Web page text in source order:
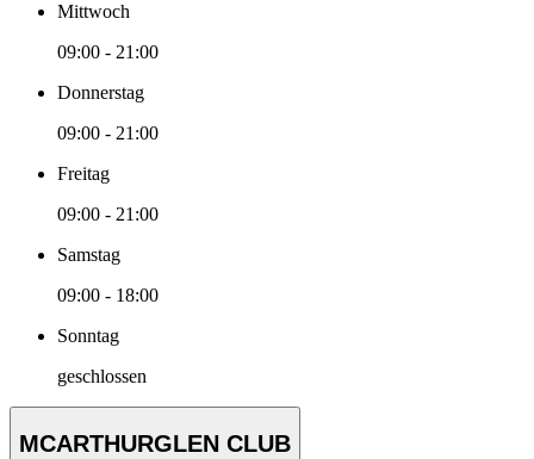
Mittwoch
09:00 - 21:00
Donnerstag
09:00 - 21:00
Freitag
09:00 - 21:00
Samstag
09:00 - 18:00
Sonntag
geschlossen
MCARTHURGLEN CLUB